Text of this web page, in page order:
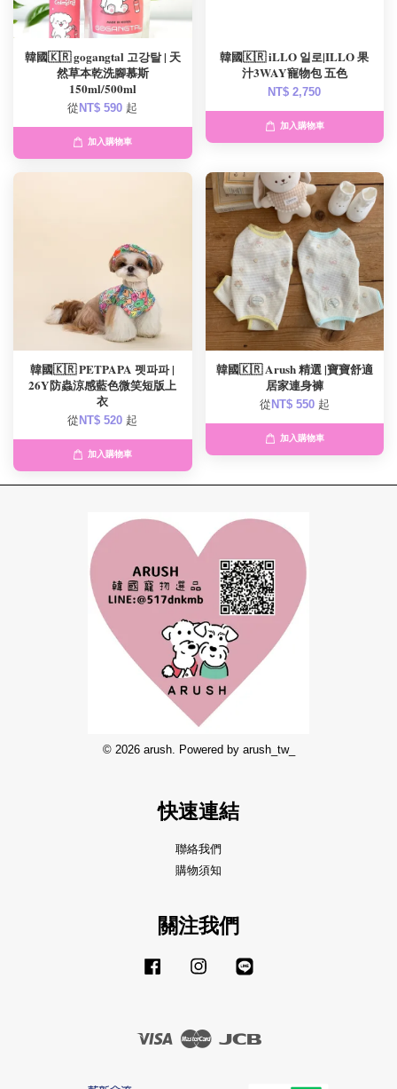
韓國🇰🇷 gogangtal 고강탈 | 天
然草本乾洗腳慕斯
150ml/500ml
從 NT$ 590 起
加入購物車
韓國🇰🇷 iLLO 일로|ILLO 果
汁3WAY寵物包 五色
NT$ 2,750
加入購物車
韓國🇰🇷 PETPAPA 펫파파 |
26Y防蟲涼感藍色微笑短版上
衣
從 NT$ 520 起
加入購物車
韓國🇰🇷 Arush 精選 |寶寶舒適
居家連身褲
從 NT$ 550 起
加入購物車
© 2026 arush. Powered by arush_tw_
快速連結
聯絡我們
購物須知
關注我們
Facebook Instagram
Visa Master